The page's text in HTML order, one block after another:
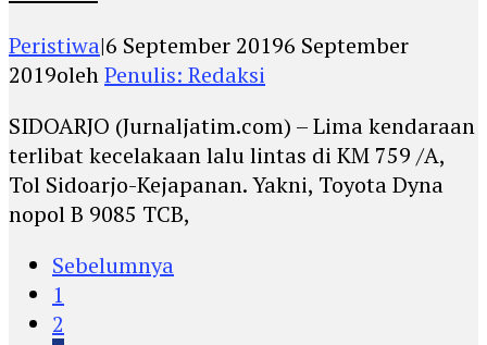
Peristiwa|6 September 20196 September
2019olehPenulis: Redaksi
SIDOARJO (Jurnaljatim.com) – Lima kendaraan
terlibat kecelakaan lalu lintas di KM 759 /A,
Tol Sidoarjo-Kejapanan. Yakni, Toyota Dyna
nopol B 9085 TCB,
Sebelumnya
1
2